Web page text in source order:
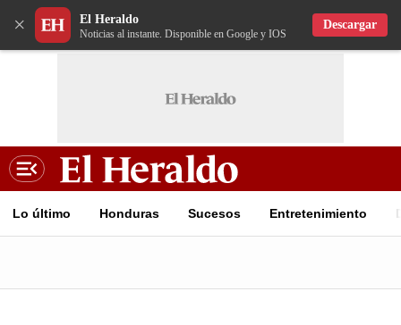
× El Heraldo
Noticias al instante. Disponible en Google y IOS
Descargar
Lo último Honduras Sucesos Entretenimiento